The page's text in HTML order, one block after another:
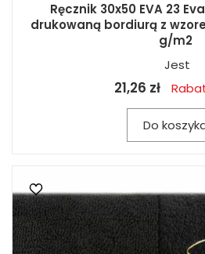
Ręcznik 30x50 EVA 23
drukowaną bordiurą z
g/m2
Jest
21,26 zł
Do